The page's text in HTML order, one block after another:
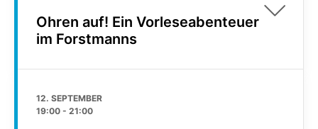
Ohren auf! Ein Vorleseabenteuer
im Forstmanns
12. SEPTEMBER
19:00 - 21:00